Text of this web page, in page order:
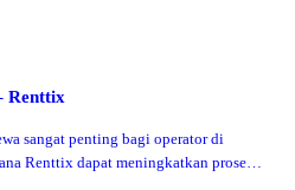
Renttix
sangat penting bagi operator di
Renttix dapat meningkatkan proses